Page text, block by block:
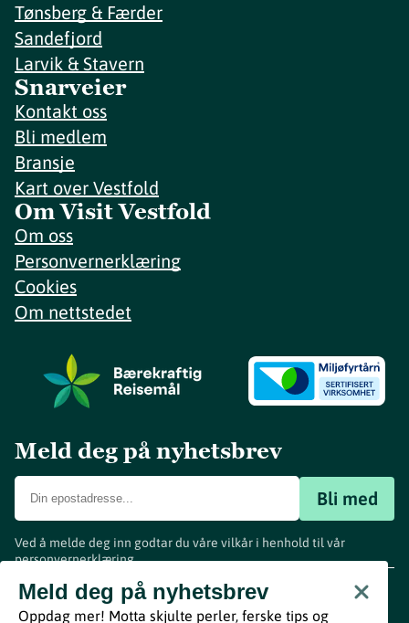
Tønsberg & Færder
Sandefjord
Larvik & Stavern
Snarveier
Kontakt oss
Bli medlem
Bransje
Kart over Vestfold
Om Visit Vestfold
Om oss
Personvernerklæring
Cookies
Om nettstedet
Meld deg på nyhetsbrev
Bli med
Ved å melde deg inn godtar du våre vilkår i henhold til vår
personvernerklæring.
Meld deg på nyhetsbrev
Oppdag mer! Motta skjulte perler, ferske tips og
www.visitvestfold.com
Turistinformasjon